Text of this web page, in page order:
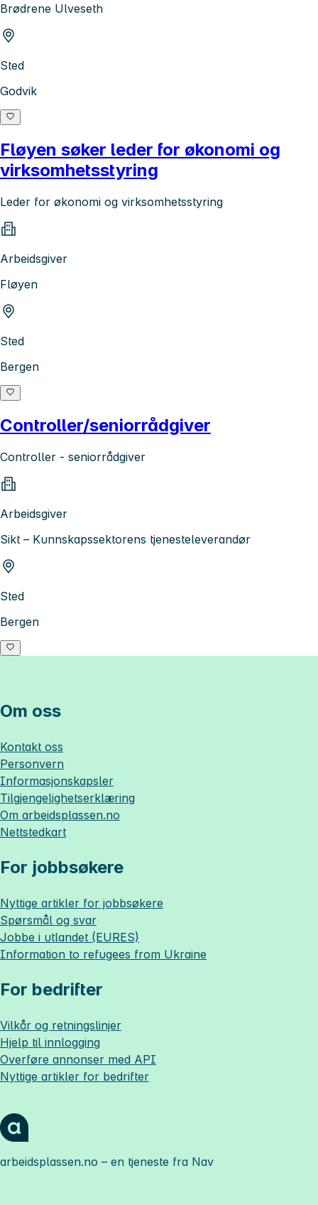
Brødrene Ulveseth
Sted
Godvik
Fløyen søker leder for økonomi og
virksomhetsstyring
Leder for økonomi og virksomhetsstyring
Arbeidsgiver
Fløyen
Sted
Bergen
Controller/seniorrådgiver
Controller - seniorrådgiver
Arbeidsgiver
Sikt – Kunnskapssektorens tjenesteleverandør
Sted
Bergen
Om oss
Kontakt oss
Personvern
Informasjonskapsler
Tilgjengelighetserklæring
Om arbeidsplassen.no
Nettstedkart
For jobbsøkere
Nyttige artikler for jobbsøkere
Spørsmål og svar
Jobbe i utlandet (EURES)
Information to refugees from Ukraine
For bedrifter
Vilkår og retningslinjer
Hjelp til innlogging
Overføre annonser med API
Nyttige artikler for bedrifter
arbeidsplassen.no – en tjeneste fra Nav